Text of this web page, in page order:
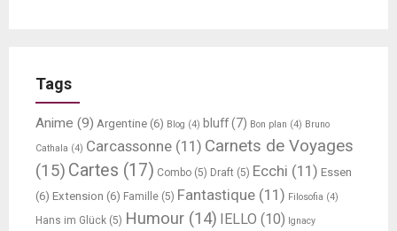
Tags
Anime (9) Argentine (6) Blog (4) bluff(7) Bon plan (4) Bruno
Cathala (4) Carcassonne (11) Carnets de Voyages
(15) Cartes (17) Combo (5) Draft (5) Ecchi (11) Essen
(6) Extension (6) Famille (5) Fantastique (11) Filosofia (4)
Hans im Glück (5) Humour (14) IELLO (10) Ignacy